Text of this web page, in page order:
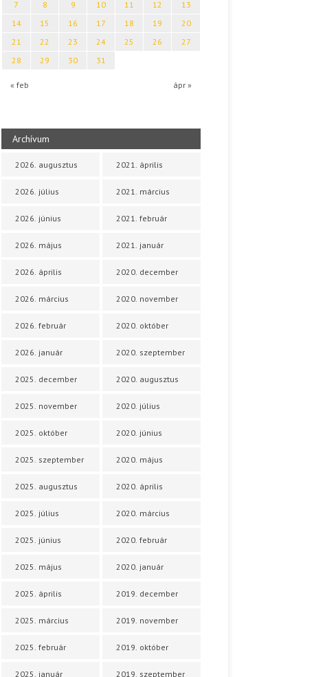
« feb ápr »
7
8 9 10 11 12
13
14
15 16 17 18 19
20
21
22 23 24 25 26
27
28
29 30 31
Archívum
2026. augusztus
2026. július
2026. június
2026. május
2026. április
2026. március
2026. február
2026. január
2025. december
2025. november
2025. október
2025. szeptember
2025. augusztus
2025. július
2025. június
2025. május
2025. április
2025. március
2025. február
2025. január
2021. április
2021. március
2021. február
2021. január
2020. december
2020. november
2020. október
2020. szeptember
2020. augusztus
2020. július
2020. június
2020. május
2020. április
2020. március
2020. február
2020. január
2019. december
2019. november
2019. október
2019. szeptember